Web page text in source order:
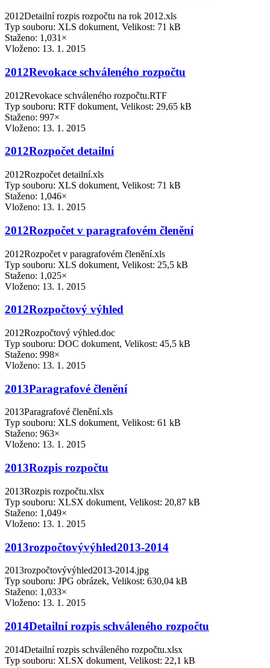
2012Detailní rozpis rozpočtu na rok 2012.xls
Typ souboru: XLS dokument, Velikost: 71 kB
Staženo: 1,031×
Vloženo: 13. 1. 2015
2012Revokace schváleného rozpočtu
2012Revokace schváleného rozpočtu.RTF
Typ souboru: RTF dokument, Velikost: 29,65 kB
Staženo: 997×
Vloženo: 13. 1. 2015
2012Rozpočet detailní
2012Rozpočet detailní.xls
Typ souboru: XLS dokument, Velikost: 71 kB
Staženo: 1,046×
Vloženo: 13. 1. 2015
2012Rozpočet v paragrafovém členění
2012Rozpočet v paragrafovém členění.xls
Typ souboru: XLS dokument, Velikost: 25,5 kB
Staženo: 1,025×
Vloženo: 13. 1. 2015
2012Rozpočtový výhled
2012Rozpočtový výhled.doc
Typ souboru: DOC dokument, Velikost: 45,5 kB
Staženo: 998×
Vloženo: 13. 1. 2015
2013Paragrafové členění
2013Paragrafové členění.xls
Typ souboru: XLS dokument, Velikost: 61 kB
Staženo: 963×
Vloženo: 13. 1. 2015
2013Rozpis rozpočtu
2013Rozpis rozpočtu.xlsx
Typ souboru: XLSX dokument, Velikost: 20,87 kB
Staženo: 1,049×
Vloženo: 13. 1. 2015
2013rozpočtovývýhled2013-2014
2013rozpočtovývýhled2013-2014.jpg
Typ souboru: JPG obrázek, Velikost: 630,04 kB
Staženo: 1,033×
Vloženo: 13. 1. 2015
2014Detailní rozpis schváleného rozpočtu
2014Detailní rozpis schváleného rozpočtu.xlsx
Typ souboru: XLSX dokument, Velikost: 22,1 kB